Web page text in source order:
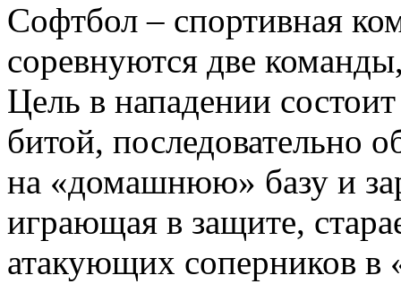
Софтбол – спортивная
соревнуются две
Цель в нападении
битой, последовательно
на «домашнюю» базу и
играющая в защите,
атакующих соперников в